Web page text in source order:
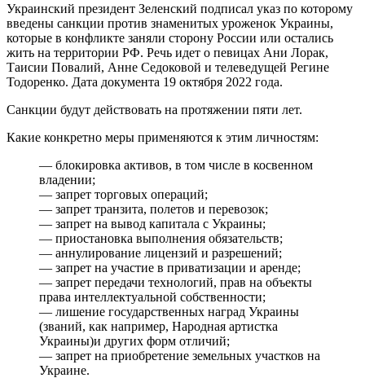
Украинский президент Зеленский подписал указ по которому
введены санкции против знаменитых уроженок Украины,
которые в конфликте заняли сторону России или остались
жить на территории РФ. Речь идет о певицах Ани Лорак,
Таисии Повалий, Анне Седоковой и телеведущей Регине
Тодоренко. Дата документа 19 октября 2022 года.
Санкции будут действовать на протяжении пяти лет.
Какие конкретно меры применяются к этим личностям:
— блокировка активов, в том числе в косвенном
владении;
— запрет торговых операций;
— запрет транзита, полетов и перевозок;
— запрет на вывод капитала с Украины;
— приостановка выполнения обязательств;
— аннулирование лицензий и разрешений;
— запрет на участие в приватизации и аренде;
— запрет передачи технологий, прав на объекты
права интеллектуальной собственности;
— лишение государственных наград Украины
(званий, как например, Народная артистка
Украины)и других форм отличий;
— запрет на приобретение земельных участков на
Украине.